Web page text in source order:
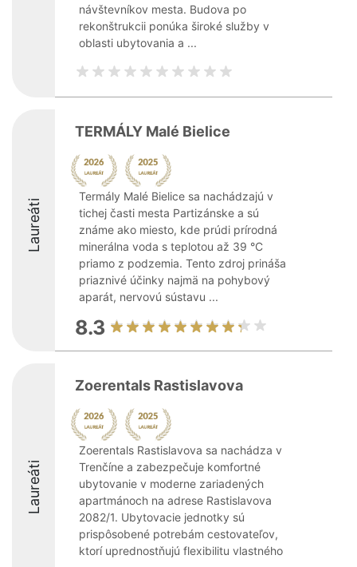
návštevníkov mesta. Budova po
rekonštrukcii ponúka široké služby v
oblasti ubytovania a ...
Laureáti
TERMÁLY Malé Bielice
Termály Malé Bielice sa nachádzajú v
tichej časti mesta Partizánske a sú
známe ako miesto, kde prúdi prírodná
minerálna voda s teplotou až 39 °C
priamo z podzemia. Tento zdroj prináša
priaznivé účinky najmä na pohybový
aparát, nervovú sústavu ...
8.3
Laureáti
Zoerentals Rastislavova
Zoerentals Rastislavova sa nachádza v
Trenčíne a zabezpečuje komfortné
ubytovanie v moderne zariadených
apartmánoch na adrese Rastislavova
2082/1. Ubytovacie jednotky sú
prispôsobené potrebám cestovateľov,
ktorí uprednostňujú flexibilitu vlastného